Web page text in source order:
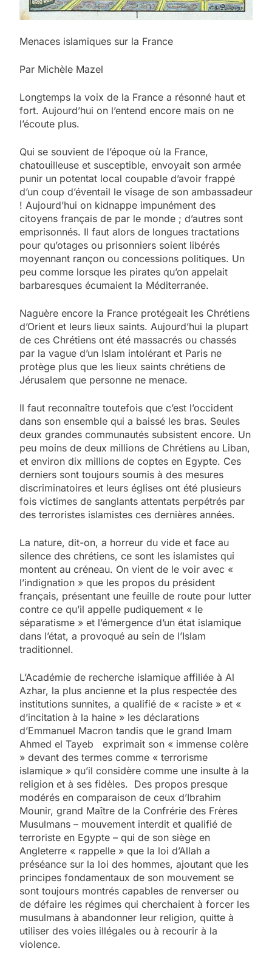
Menaces islamiques sur la France
Par Michèle Mazel
Longtemps la voix de la France a résonné haut et
fort. Aujourd’hui on l’entend encore mais on ne
l’écoute plus.
Qui se souvient de l’époque où la France,
chatouilleuse et susceptible, envoyait son armée
punir un potentat local coupable d’avoir frappé
d’un coup d’éventail le visage de son ambassadeur
! Aujourd’hui on kidnappe impunément des
citoyens français de par le monde ; d’autres sont
emprisonnés. Il faut alors de longues tractations
pour qu’otages ou prisonniers soient libérés
moyennant rançon ou concessions politiques. Un
peu comme lorsque les pirates qu’on appelait
barbaresques écumaient la Méditerranée.
Naguère encore la France protégeait les Chrétiens
d’Orient et leurs lieux saints. Aujourd’hui la plupart
de ces Chrétiens ont été massacrés ou chassés
par la vague d’un Islam intolérant et Paris ne
protège plus que les lieux saints chrétiens de
Jérusalem que personne ne menace.
Il faut reconnaître toutefois que c’est l’occident
dans son ensemble qui a baissé les bras. Seules
deux grandes communautés subsistent encore. Un
peu moins de deux millions de Chrétiens au Liban,
et environ dix millions de coptes en Egypte. Ces
derniers sont toujours soumis à des mesures
discriminatoires et leurs églises ont été plusieurs
fois victimes de sanglants attentats perpétrés par
des terroristes islamistes ces dernières années.
La nature, dit-on, a horreur du vide et face au
silence des chrétiens, ce sont les islamistes qui
montent au créneau. On vient de le voir avec «
l’indignation » que les propos du président
français, présentant une feuille de route pour lutter
contre ce qu’il appelle pudiquement « le
séparatisme » et l’émergence d’un état islamique
dans l’état, a provoqué au sein de l’Islam
traditionnel.
L’Académie de recherche islamique affiliée à Al
Azhar, la plus ancienne et la plus respectée des
institutions sunnites, a qualifié de « raciste » et «
d’incitation à la haine » les déclarations
d’Emmanuel Macron tandis que le grand Imam
Ahmed el Tayeb exprimait son « immense colère
» devant des termes comme « terrorisme
islamique » qu’il considère comme une insulte à la
religion et à ses fidèles. Des propos presque
modérés en comparaison de ceux d’Ibrahim
Mounir, grand Maître de la Confrérie des Frères
Musulmans – mouvement interdit et qualifié de
terroriste en Egypte – qui de son siège en
Angleterre « rappelle » que la loi d’Allah a
préséance sur la loi des hommes, ajoutant que les
principes fondamentaux de son mouvement se
sont toujours montrés capables de renverser ou
de défaire les régimes qui cherchaient à forcer les
musulmans à abandonner leur religion, quitte à
utiliser des voies illégales ou à recourir à la
violence.